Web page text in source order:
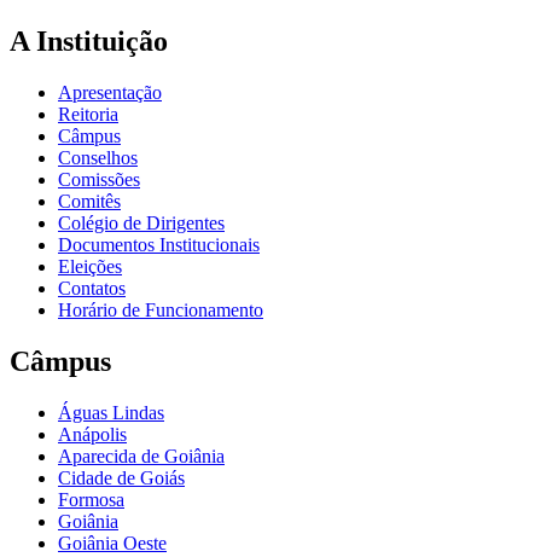
A Instituição
Apresentação
Reitoria
Câmpus
Conselhos
Comissões
Comitês
Colégio de Dirigentes
Documentos Institucionais
Eleições
Contatos
Horário de Funcionamento
Câmpus
Águas Lindas
Anápolis
Aparecida de Goiânia
Cidade de Goiás
Formosa
Goiânia
Goiânia Oeste